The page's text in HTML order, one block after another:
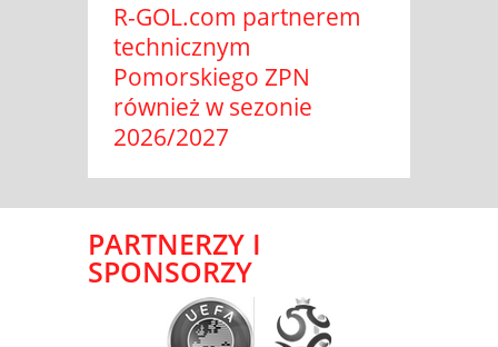
R-GOL.com partnerem
technicznym
Pomorskiego ZPN
również w sezonie
2026/2027
PARTNERZY I
SPONSORZY